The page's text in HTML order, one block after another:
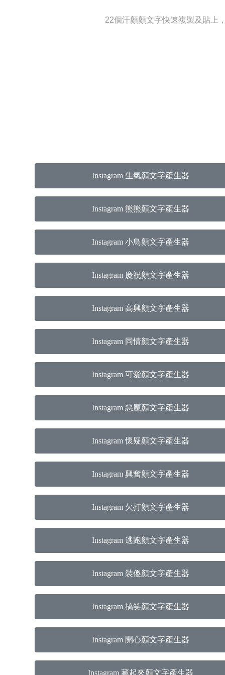
22個汗顏顏文字快速複製及貼上
Instagram 生氣顏文字產生器
Instagram 熊熊顏文字產生器
Instagram 小鳥顏文字產生器
Instagram 慶祝顏文字產生器
Instagram 高興顏文字產生器
Instagram 同情顏文字產生器
Instagram 可愛顏文字產生器
Instagram 惡魔顏文字產生器
Instagram 懷疑顏文字產生器
Instagram 興奮顏文字產生器
Instagram 欠打顏文字產生器
Instagram 逃跑顏文字產生器
Instagram 裝傻顏文字產生器
Instagram 搞笑顏文字產生器
Instagram 開心顏文字產生器
Instagram 藏起來顏文字產生器